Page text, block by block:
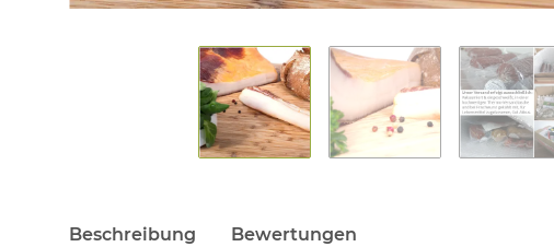
Beschreibung Bewertungen